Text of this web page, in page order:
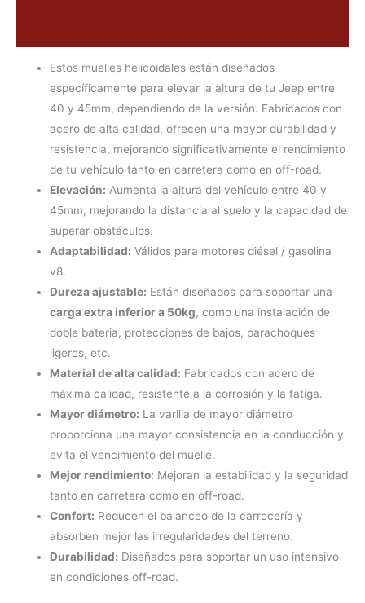
cantidad
Estos muelles helicoidales están diseñados
específicamente para elevar la altura de tu Jeep entre
40 y 45mm, dependiendo de la versión. Fabricados con
acero de alta calidad, ofrecen una mayor durabilidad y
resistencia, mejorando significativamente el rendimiento
de tu vehículo tanto en carretera como en off-road.
Elevación: Aumenta la altura del vehículo entre 40 y
45mm, mejorando la distancia al suelo y la capacidad de
superar obstáculos.
Adaptabilidad: Válidos para motores diésel / gasolina
v8.
Dureza ajustable: Están diseñados para soportar una
carga extra inferior a 50kg, como una instalación de
doble bateria, protecciones de bajos, parachoques
ligeros, etc.
Material de alta calidad: Fabricados con acero de
máxima calidad, resistente a la corrosión y la fatiga.
Mayor diámetro: La varilla de mayor diámetro
proporciona una mayor consistencia en la conducción y
evita el vencimiento del muelle.
Mejor rendimiento: Mejoran la estabilidad y la seguridad
tanto en carretera como en off-road.
Confort: Reducen el balanceo de la carrocería y
absorben mejor las irregularidades del terreno.
Durabilidad: Diseñados para soportar un uso intensivo
en condiciones off-road.